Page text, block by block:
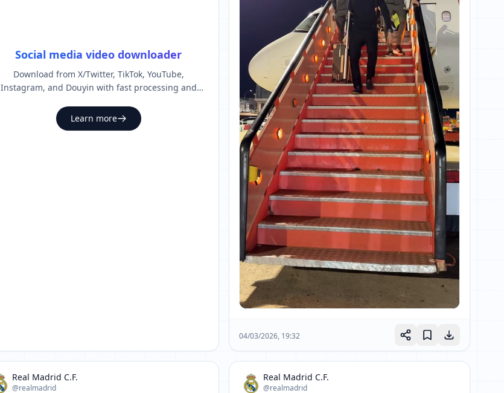
Social media video downloader
Download from X/Twitter, TikTok, YouTube,
Instagram, and Douyin with fast processing and
Learn more
04/03/2026, 19:32
Real Madrid C.F.
@realmadrid
Real Madrid C.F.
@realmadrid